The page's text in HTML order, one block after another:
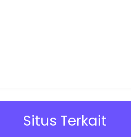
Situs Terkait